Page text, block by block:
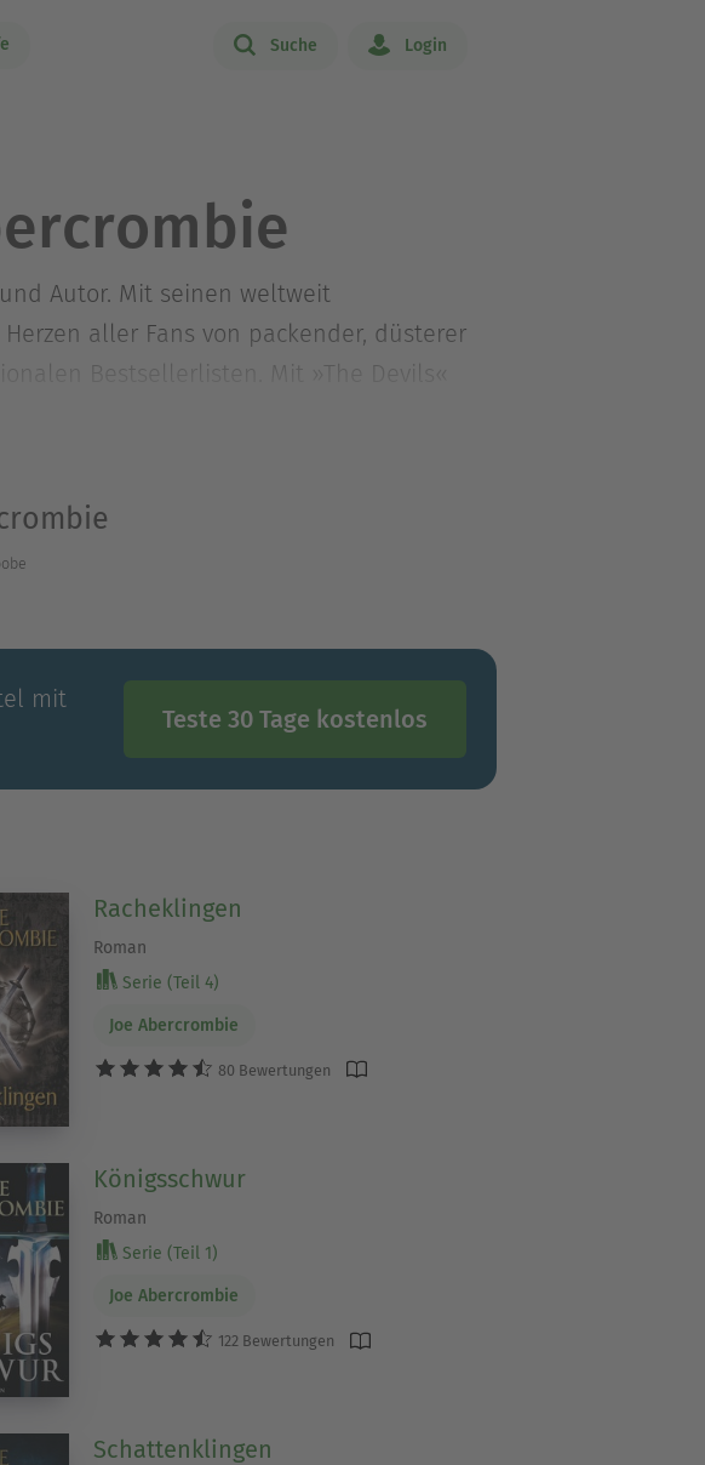
Suche Login
Autor. Mit seinen weltweit
aller Fans von packender, düsterer
Bestsellerlisten. Mit »The Devils«
mit
Teste 30 Tage kostenlos
Racheklingen
Roman
Serie (Teil 4)
Joe Abercrombie
80 Bewertungen
Königsschwur
Roman
Serie (Teil 1)
Joe Abercrombie
122 Bewertungen
Schattenklingen